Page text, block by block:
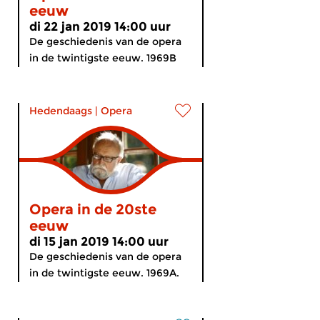
eeuw
di 22 jan 2019 14:00 uur
De geschiedenis van de opera
in de twintigste eeuw. 1969B
Hedendaags | Opera
Opera in de 20ste
eeuw
di 15 jan 2019 14:00 uur
De geschiedenis van de opera
in de twintigste eeuw. 1969A.